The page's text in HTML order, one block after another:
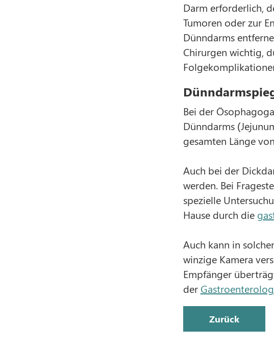
Darm erforderlich,
Tumoren oder zur
Dünndarms
Chirurgen wichtig,
Bei der
Dünndarms
gesamten Länge
Auch bei der
werden. Bei
spezielle
Hause durch die
Auch kann in
winzige Kamera
Empfänger
der
Zurück